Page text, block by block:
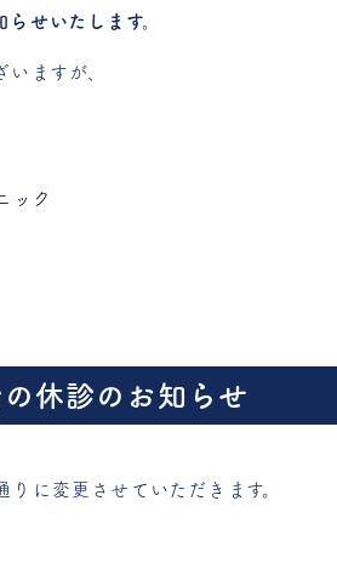
せいたします。
ますが、
ック
休診のお知らせ
りに変更させていただきます。